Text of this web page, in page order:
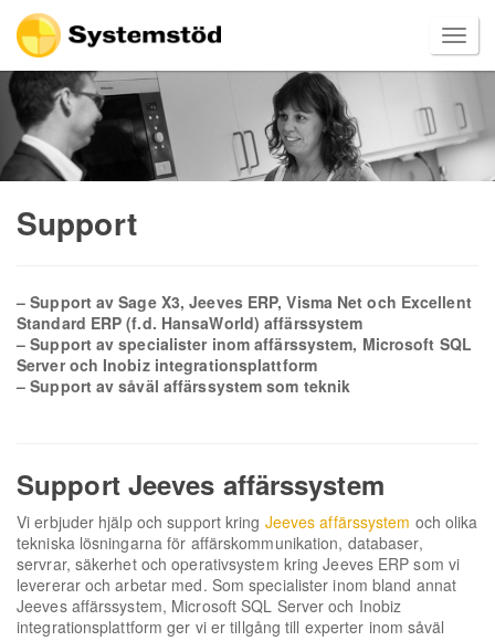
Support
– Support av Sage X3, Jeeves ERP, Visma Net och Excellent
Standard ERP (f.d. HansaWorld) affärssystem
– Support av specialister inom affärssystem, Microsoft SQL
Server och Inobiz integrationsplattform
– Support av såväl affärssystem som teknik
Support Jeeves affärssystem
Vi erbjuder hjälp och support kring Jeeves affärssystem och olika
tekniska lösningarna för affärskommunikation, databaser,
servrar, säkerhet och operativsystem kring Jeeves ERP som vi
levererar och arbetar med. Som specialister inom bland annat
Jeeves affärssystem, Microsoft SQL Server och Inobiz
integrationsplattform ger vi er tillgång till experter inom såväl